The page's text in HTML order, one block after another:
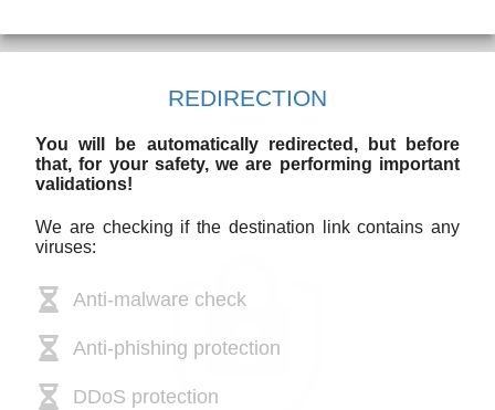
REDIRECTION
You will be automatically redirected, but before
that, for your safety, we are performing important
validations!
We are checking if the destination link contains any
viruses:
Anti-malware check
Anti-phishing protection
DDoS protection